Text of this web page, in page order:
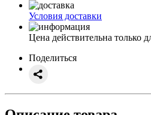
Условия доставки
Цена действительна только
Поделиться